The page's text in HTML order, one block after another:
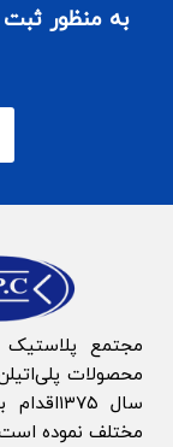
به منظور ثبت
مجتمع پلاستیک
محصولات
سال
مختلف نموده